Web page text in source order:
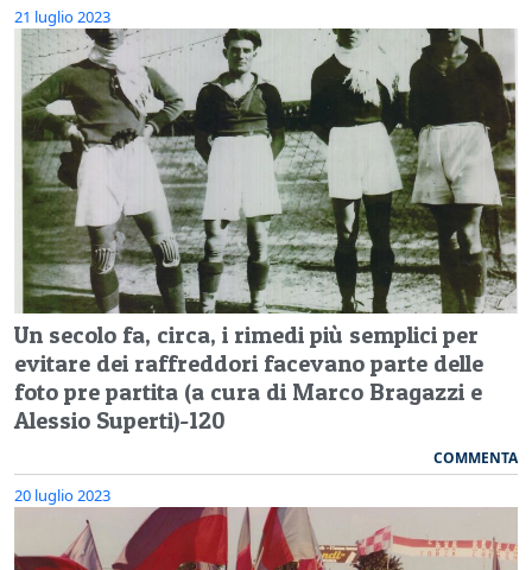
21 luglio 2023
Un secolo fa, circa, i rimedi più semplici per
evitare dei raffreddori facevano parte delle
foto pre partita (a cura di Marco Bragazzi e
Alessio Superti)-120
COMMENTA
20 luglio 2023